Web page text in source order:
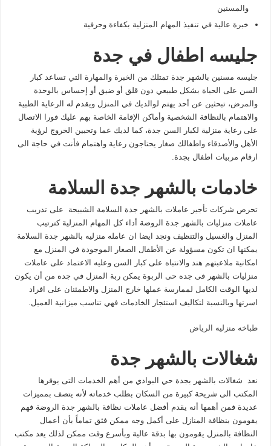
والمسنين
خبرة عالية في تنفيذ المهام المنزلية بكفاءة وحرفية
جليسه اطفال في جدة
جليسه مسنين بالشهر جدة تمتلك من الخبرة والمهارة التي تساعد كبار
السن على الحياة بشكل طبيعي دون قلق أو ضيق أو إحساس بالوحدة
والمرض، تبحثين عن أحد يهتم لوالديك في المنزل ويقدم له الرعاية الطبية
والاهتمام بالنظافة الشخصية وأماكن الإقامة الخاصة بهم عليك فورا الاتصال
على رعاية منزلية لكبار السن جدة، كما لديك عما وتحبين الخروج لرؤية
الأهل والأصدقاء واطفالك صغار يحتاجون رعاية واهتمام فأنت في حاجة الى
ارقام مربيات اطفال بجدة.
خادمات بالشهر جدة السلامة
تحرص شركات تأجير عاملات بالشهر جدة السلامة الشبيحة على تدريب
عاملات منزليات بالشهر جدة الروضة أداء كل المهام المنزلية كترتيب
المنزل والغسيل والتنظيف ونجد ايضا ان عامله منزليه بالشهر جدة السلامة
يمكنها ان تكون مسؤولة عن الأطفال الصغار الموجودة في المنزل مع
امكانية ملاعبتهم هند والانتباه على كبار السن وعليه الاعتماد على عاملات
منزليات بالشهر فى جده حى الربوة يمكن ربة المنزل في جده من أن يكون
لديها الوقت الكامل لممارسة عملها خارج المنزل والاطمئنان على افراد
اسرتها وبالنسبة لتكاليف استئجار الخادمات فهي تناسب ميزانية العميل.
طباخه منزليه الرياض
شغالات بالشهر جدة
نعد شغالات بالشهر بجدة حي البوادي من أهم الخدمات التى يوفرها
المكتب الى شريحة كبيرة من السكان بطلب خدماته لأنه يتصف بمميزات
عديدة فمن أهمها أنه يقدم أفضل عاملات نظافة بالشهر جدة الروضة فهم
يقومون بنظافة المنازل على أكمل وجه ممكن فثق تماماً بأن أعمال
النظافة بالمنزل يقومون بها بدقة عالية وبأسرع وقت ممكن لذلك يعد مكتب